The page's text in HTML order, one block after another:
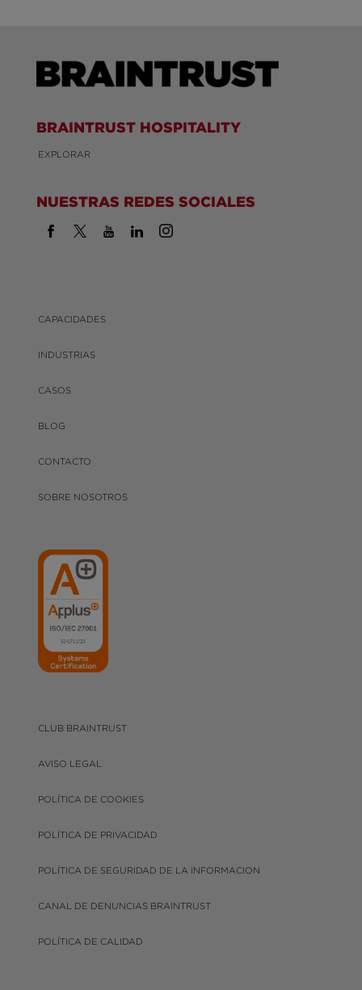
BRAINTRUST HOSPITALITY
EXPLORAR
NUESTRAS REDES SOCIALES
CAPACIDADES
INDUSTRIAS
CASOS
BLOG
CONTACTO
SOBRE NOSOTROS
CLUB BRAINTRUST
AVISO LEGAL
POLÍTICA DE COOKIES
POLÍTICA DE PRIVACIDAD
POLÍTICA DE SEGURIDAD DE LA INFORMACION
CANAL DE DENUNCIAS BRAINTRUST
POLÍTICA DE CALIDAD